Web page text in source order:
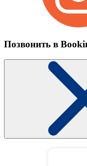
Позвонить в